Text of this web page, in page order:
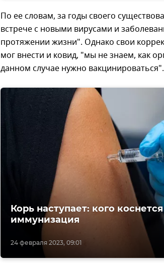
По ее словам, за годы своего
встрече с новыми вирусами и
протяжении жизни". Однако свои
мог внести и ковид, "мы не знаем, как
данном случае нужно вакцинироваться".
24 февраля 2023, 09:01
Корь наступает: кого
иммунизация